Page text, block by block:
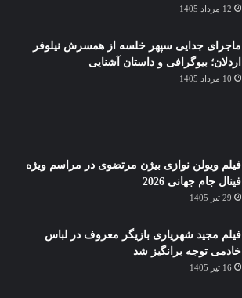
12 مرداد 1405
ماجرای جدایی سپهر خلسه از همسرش نیلوفر
اردلان؛ بیوگرافی و داستان آشنایی
10 مرداد 1405
فیلم ویولن نوازی بیژن مرتضوی در مراسم ویژه
فینال جام جهانی 2026
29 تیر 1405
فیلم مجید شهریاری بازیگر معروف در لباس
خادمی توجه برانگیز شد
16 تیر 1405